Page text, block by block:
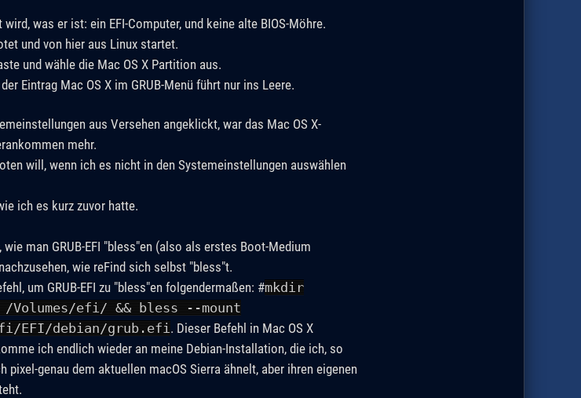
was er ist: ein EFI-Computer, und keine alte BIOS-Möhre.
und von hier aus Linux startet.
und wähle die Mac OS X Partition aus.
Eintrag Mac OS X im GRUB-Menü führt nur ins Leere.
aus Versehen angeklickt, war das Mac OS X-
mehr.
will, wenn ich es nicht in den Systemeinstellungen auswählen
ich es kurz zuvor hatte.
man GRUB-EFI "bless"en (also als erstes Boot-Medium
wie reFind sich selbst "bless"t.
um GRUB-EFI zu "bless"en folgendermaßen: #mkdir
Volumes/efi/ && bless --mount
EFI/debian/grub.efi. Dieser Befehl in Mac OS X
ich endlich wieder an meine Debian-Installation, die ich, so
genau dem aktuellen macOS Sierra ähnelt, aber ihren eigenen